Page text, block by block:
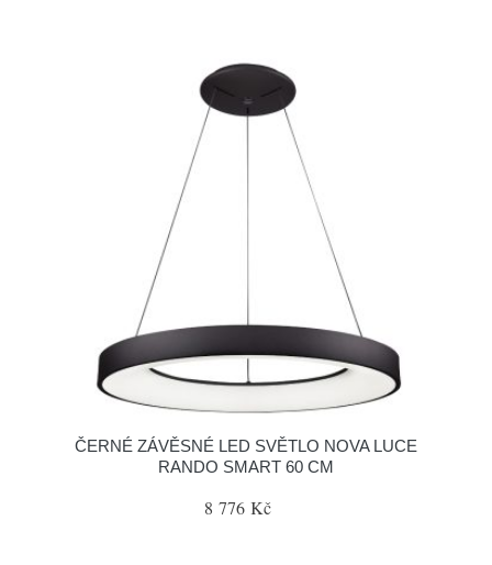
ČERNÉ ZÁVĚSNÉ LED SVĚTLO NOVA LUCE
RANDO SMART 60 CM
8 776 Kč